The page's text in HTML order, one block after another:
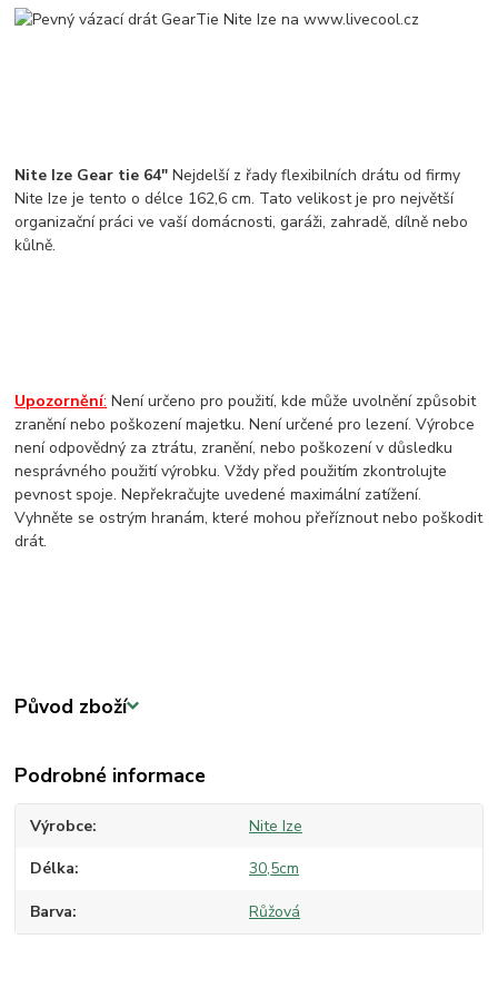
Nite Ize Gear tie 64" Nejdelší z řady flexibilních drátu od firmy
Nite Ize je tento o délce 162,6 cm. Tato velikost je pro největší
organizační práci ve vaší domácnosti, garáži, zahradě, dílně nebo
kůlně.
Upozornění: Není určeno pro použití, kde může uvolnění způsobit
zranění nebo poškození majetku. Není určené pro lezení. Výrobce
není odpovědný za ztrátu, zranění, nebo poškození v důsledku
nesprávného použití výrobku.Vždy před použitím zkontrolujte
pevnost spoje. Nepřekračujte uvedené maximální zatížení.
Vyhněte se ostrým hranám, které mohou přeříznout nebo poškodit
drát.
Původ zboží
Podrobné informace
Výrobce Nite Ize
Délka 30,5cm
Barva Růžová